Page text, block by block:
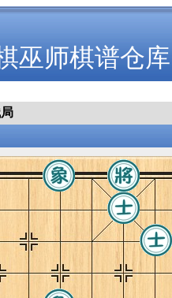
巫师棋谱仓库